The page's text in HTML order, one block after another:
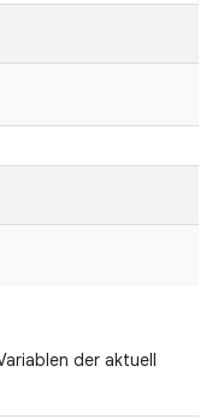
der aktuell